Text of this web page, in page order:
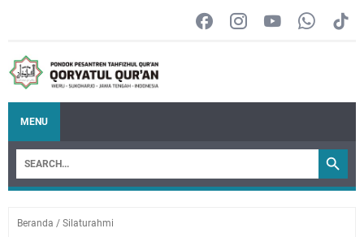
MENU
Beranda / Silaturahmi